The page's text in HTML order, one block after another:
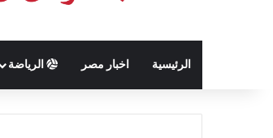
الرئيسية اخبار مصر الرياضة